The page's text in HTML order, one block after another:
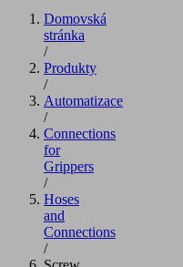
Domovská
stránka
/
Produkty
/
Automatizace
/
Connections
for
Grippers
/
Hoses
and
Connections
/